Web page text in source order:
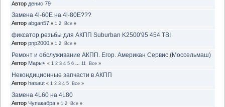
Автор денис 79
Замена 4l-60E на 4l-80E???
Автор abgan57 « 1 2 Все »
фиксатор резьбы для АКПП Suburban K2500'95 454 TBI
Автор pnp2000 « 1 2 Все »
Ремонт и обслуживание АКПП. Егор. Американ Сервис (Моссельмаш)
Автор Марыч « 1 2 3 4 5 6 ... 11 Все »
Некондиционные запчасти в АКПП
Автор hasaut « 1 2 3 4 5 Все »
Замена 4L60 на 4L80
Автор Чупакабра « 1 2 Все »